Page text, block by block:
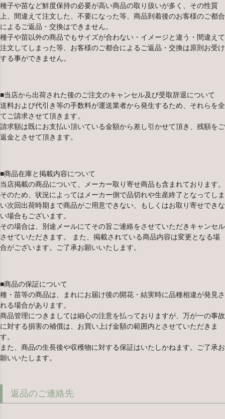
種子や苗など鮮度保持の必要が高い商品の取り扱いが多く、その性質
上、間違えて注文した、不要になった等、商品到着後のお客様のご都合
によるご返品・交換はできません。
種子や苗以外の商品でもサイズが合わない・イメージと違う・間違えて
注文してしまった等、お客様のご都合によるご返品・交換は原則お受け
する事ができません。
■当店から出荷された後のご注文のキャンセル及び受取辞退について
送料および代引き等の手数料が運送業者から発生するため、それらを全
てご請求させて頂きます。
請求額は既にお支払い頂いている金額から差し引かせて頂き、残額をご
返金とさせて頂きます。
■商品在庫と掲載内容について
当店掲載の商品について、メーカー取り寄せ商品も含まれております。
そのため、状況によってはメーカー側で品切れや生産終了となってしま
い次回出荷時期まで商品がご用意できない、もしくはお取り寄せできな
い場合もございます。
その場合は、別途メールにてその旨ご連絡をさせていただきキャンセル
させていただきます。 また、掲載されている商品内容は変更となる場
合がございます。ご了承お願いいたします。
■商品の保証について
種・苗等の商品は、まれにお届け後の開花・結実時に品種相違が発見さ
れる場合があります。
商品管理につきましては細心の注意を払っておりますが、万が一の事故
に対する損害の補償は、お買い上げ金額の範囲内とさせていただきま
す。
また、商品の生長後や収穫物に対する保証はいたしかねます。ご了承お
願いいたします。
返品のご連絡先